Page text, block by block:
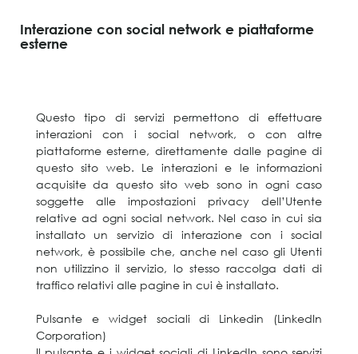
Interazione con social network e piattaforme
esterne
Questo tipo di servizi permettono di effettuare
interazioni con i social network, o con altre
piattaforme esterne, direttamente dalle pagine di
questo sito web. Le interazioni e le informazioni
acquisite da questo sito web sono in ogni caso
soggette alle impostazioni privacy dell’Utente
relative ad ogni social network. Nel caso in cui sia
installato un servizio di interazione con i social
network, è possibile che, anche nel caso gli Utenti
non utilizzino il servizio, lo stesso raccolga dati di
traffico relativi alle pagine in cui è installato.
Pulsante e widget sociali di Linkedin (LinkedIn
Corporation)